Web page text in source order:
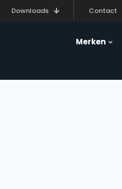
Downloads Contact
Merken